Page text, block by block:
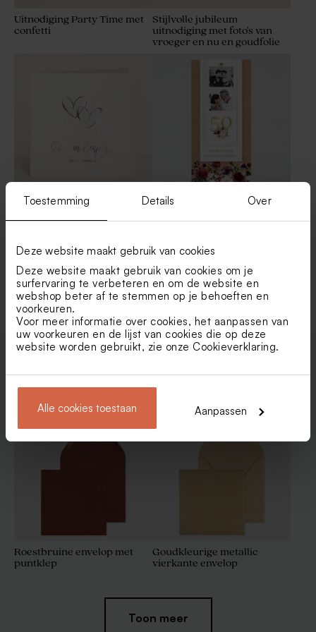
Toestemming Details Over
Deze website maakt gebruik van cookies
Deze website maakt gebruik van cookies om je
surfervaring te verbeteren en om de website en
webshop beter af te stemmen op je behoeften en
voorkeuren.
Voor meer informatie over cookies, het aanpassen van
uw voorkeuren en de lijst van cookies die op deze
website worden gebruikt, zie onze Cookieverklaring.
Alle cookies toestaan Aanpassen
Uitnodiging Party Time met
confetti
Stijlvolle jubileum
uitnodiging met foto's van
vroeger en nu en goudfolie
Uitnodiging 25 jaar
folie
Uitnodiging met fotostrip,
kraft papier
Bekijk alle Uitnodigingen
Enveloppen
Roestbruine envelop met
puntklep
Goudkleurige metallic
vierkante envelop
Toon meer